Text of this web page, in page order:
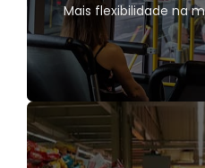
Aplicativos de
Mais flexibilidade na